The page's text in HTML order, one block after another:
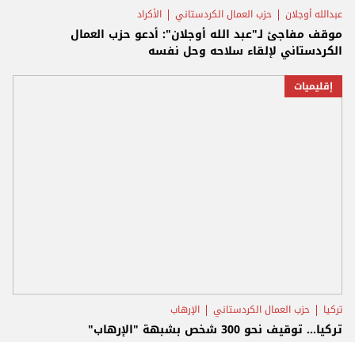
عبدالله أوجلان حزب العمال الكردستاني الأكراد
موقف مفاجئ لـ"عبد الله أوجلان": أدعو حزب العمال
الكردستاني لإلقاء سلاحه وحل نفسه
إقليميات
تركيا حزب العمال الكردستاني الإرهاب
تركيا... توقيف نحو 300 شخص بشبهة "الإرهاب"